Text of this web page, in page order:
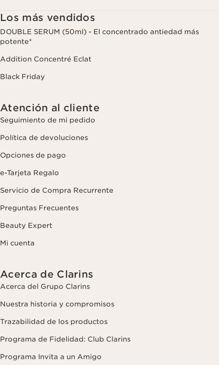
momento haciendo click en el enlace para darse de baja que
aparece en cada newsletter que reciba. Para más información
sobre la gestión de sus datos y sus derechos, consulte nuestra
Los más vendidos
DOUBLE SERUM (50ml) - El concentrado antiedad más
potente*
Addition Concentré Eclat
Black Friday
Atención al cliente
Seguimiento de mi pedido
Política de devoluciones
Opciones de pago
e-Tarjeta Regalo
Servicio de Compra Recurrente
Preguntas Frecuentes
Beauty Expert
Mi cuenta
Acerca de Clarins
Acerca del Grupo Clarins
Nuestra historia y compromisos
Trazabilidad de los productos
Programa de Fidelidad: Club Clarins
Programa Invita a un Amigo